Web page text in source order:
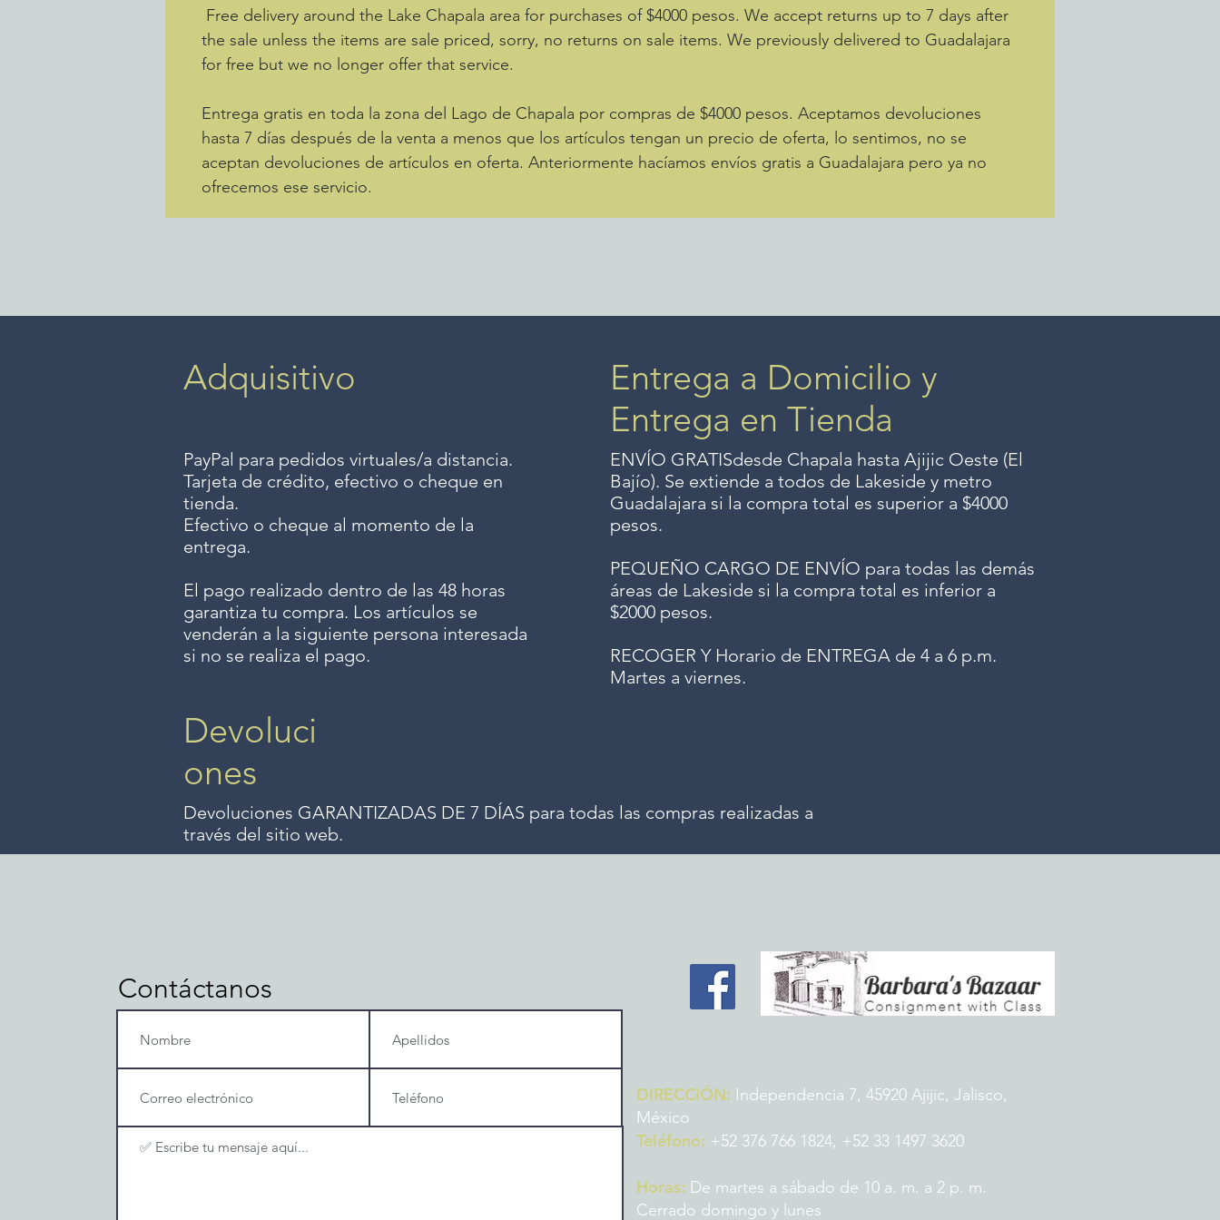
Free delivery around the Lake Chapala area for purchases of $4000 pesos. We accept returns up to 7 days after
the sale unless the items are sale priced, sorry, no returns on sale items. We previously delivered to Guadalajara
for free but we no longer offer that service.
Entrega gratis en toda la zona del Lago de Chapala por compras de $4000 pesos. Aceptamos devoluciones
hasta 7 días después de la venta a menos que los artículos tengan un precio de oferta, lo sentimos, no se
aceptan devoluciones de artículos en oferta. Anteriormente hacíamos envíos gratis a Guadalajara pero ya no
ofrecemos ese servicio.
Adquisitivo
PayPal para pedidos virtuales/a distancia.
Tarjeta de crédito, efectivo o cheque en
tienda.
Efectivo o cheque al momento de la
entrega.
El pago realizado dentro de las 48 horas
garantiza tu compra. Los artículos se
venderán a la siguiente persona interesada
si no se realiza el pago.
Entrega a Domicilio y
Entrega en Tienda
ENVÍO GRATISdesde Chapala hasta Ajijic Oeste (El
Bajío). Se extiende a todos de Lakeside y metro
Guadalajara si la compra total es superior a $4000
pesos.
PEQUEÑO CARGO DE ENVÍO para todas las demás
áreas de Lakeside si la compra total es inferior a
$2000 pesos.
RECOGER Y Horario de ENTREGA de 4 a 6 p.m.
Martes a viernes.
Devoluci
ones
Devoluciones GARANTIZADAS DE 7 DÍAS para todas las compras realizadas a
través del sitio web.
Contáctanos
DIRECCIÓN: Independencia 7, 45920 Ajijic, Jalisco,
México
Teléfono: +52 376 766 1824, +52 33 1497 3620
Horas: De martes a sábado de 10 a. m. a 2 p. m.
Cerrado domingo y lunes